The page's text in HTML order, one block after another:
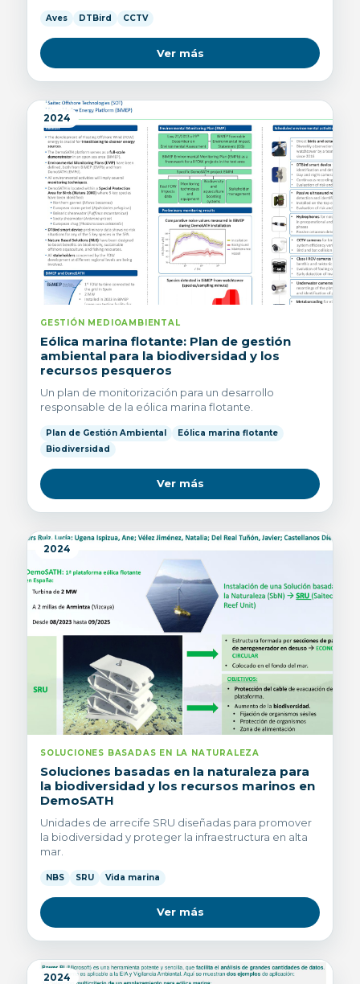
Aves DTBird CCTV
Ver más
2024
GESTIÓN MEDIOAMBIENTAL
Eólica marina flotante: Plan de gestión
ambiental para la biodiversidad y los
recursos pesqueros
Un plan de monitorización para un desarrollo
responsable de la eólica marina flotante.
Plan de Gestión Ambiental
Eólica marina flotante
Biodiversidad
Ver más
2024
SOLUCIONES BASADAS EN LA NATURALEZA
Soluciones basadas en la naturaleza para
la biodiversidad y los recursos marinos en
DemoSATH
Unidades de arrecife SRU diseñadas para promover
la biodiversidad y proteger la infraestructura en alta
mar.
NBS SRU Vida marina
Ver más
2024